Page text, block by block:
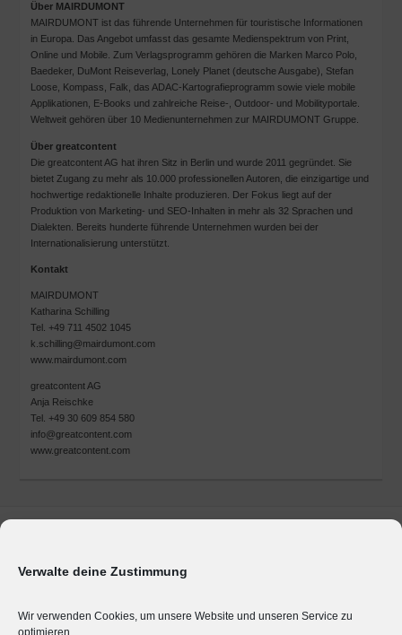
Verwalte deine Zustimmung
Wir verwenden Cookies, um unsere Website und unseren Service zu
optimieren.
Über MAIRDUMONT
MAIRDUMONT ist das führende Unternehmen für touristische Informationen
in Europa. Das Angebot umfasst das gesamte Medienspektrum von Print,
Online und Mobile. Zum Verlagsprogramm gehören die Marken Marco Polo,
Baedeker, DuMont Reiseverlag, Lonely Planet (deutsche Ausgabe), Stefan
Loose, Kompass, Falk, das ADAC-Kartografieprogramm sowie viele mobile
Applikationen, E-Books und zahlreiche Reise-, Outdoor- und Mobilityportale.
Weltweit gehören über 10 Medienunternehmen zur MAIRDUMONT Gruppe.
Über greatcontent
Die greatcontent AG hat ihren Sitz in Berlin und wurde 2011 gegründet. Sie
bietet Zugang zu mehr als 10.000 professionellen Autoren, die einzigartige und
hochwertige redaktionelle Inhalte produzieren. Der Fokus liegt auf der
Produktion von Marketing- und SEO-Inhalten in mehr als 32 Sprachen und
Dialekten. Bereits hunderte führende Unternehmen wurden bei der
Internationalisierung unterstützt.
Kontakt
MAIRDUMONT
Katharina Schilling
Tel. +49 711 4502 1045
k.schilling@mairdumont.com
www.mairdumont.com
greatcontent AG
Anja Reischke
Tel. +49 30 609 854 580
info@greatcontent.com
www.greatcontent.com
Presse